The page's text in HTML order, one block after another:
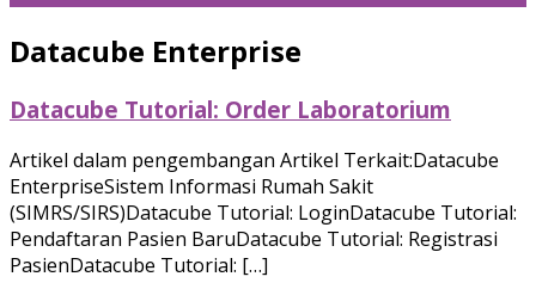
Datacube Enterprise
Datacube Tutorial: Order Laboratorium
Artikel dalam pengembangan Artikel Terkait:Datacube
EnterpriseSistem Informasi Rumah Sakit
(SIMRS/SIRS)Datacube Tutorial: LoginDatacube Tutorial:
Pendaftaran Pasien BaruDatacube Tutorial: Registrasi
PasienDatacube Tutorial: […]